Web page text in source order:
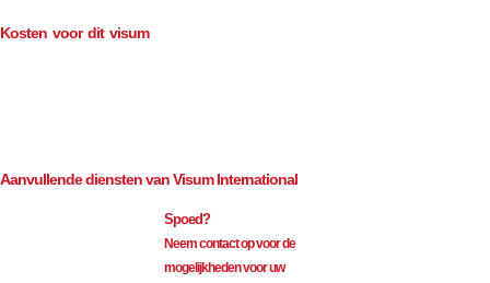
Kosten voor dit visum
Aanvullende diensten van Visum International
Spoed?
Neem contact op voor de
mogelijkheden voor uw